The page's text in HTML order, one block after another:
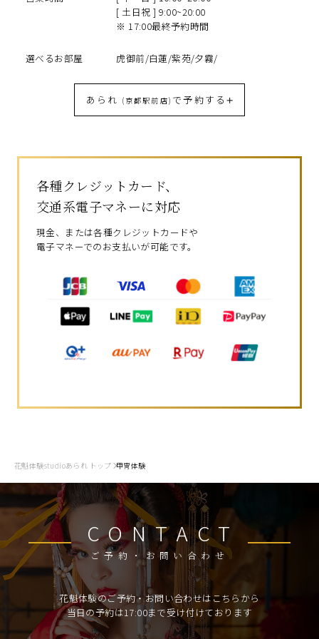
[ 土日祝 ] 9:00~20:00
※ 17:00最終予約時間
選べるお部屋 虎御前/白蓮/紫苑/夕霧/
あられ (京都駅前店) で予約する
各種クレジットカード、
交通系電子マネーに対応
現金、または各種クレジットカードや
電子マネーでのお支払いが可能です。
花魁体験studioあられ トップ 甲冑体験
CONTACT
ご予約・お問い合わせ
花魁体験のご予約・お問い合わせはこちらから
当日の予約は17:00まで受け付けております